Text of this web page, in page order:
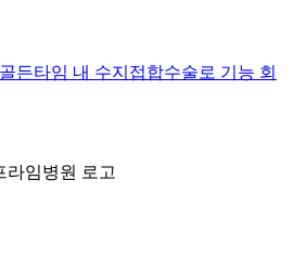
든타임 내 수지접합수술로 기능 회